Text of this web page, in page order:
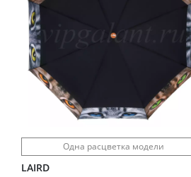
Одна расцветка модели
LAIRD